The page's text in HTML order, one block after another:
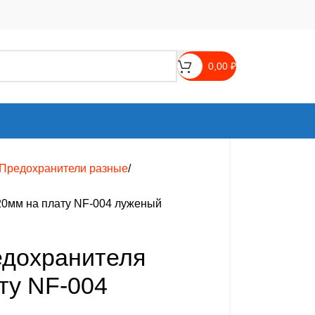
0,00 ₽
разные
на плату NF-004 луженый
NF-004